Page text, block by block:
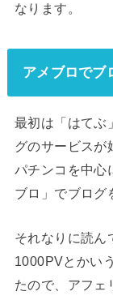
なります。
アメブロでブ
最初は「はてぶ
グのサービスが
パチンコを中心
ブロ」でブログ
それなりに読ん
1000PVとかい
たので、アフェ